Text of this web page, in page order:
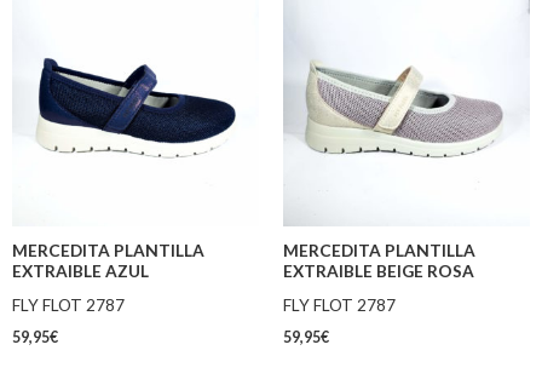
MERCEDITA PLANTILLA
EXTRAIBLE AZUL
FLY FLOT 2787
59,95€
MERCEDITA PLANTILLA
EXTRAIBLE BEIGE ROSA
FLY FLOT 2787
59,95€